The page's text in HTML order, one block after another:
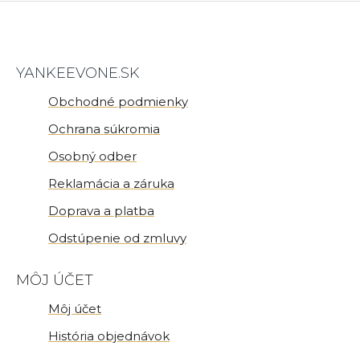
YANKEEVONE.SK
Obchodné podmienky
Ochrana súkromia
Osobný odber
Reklamácia a záruka
Doprava a platba
Odstúpenie od zmluvy
MÔJ ÚČET
Môj účet
História objednávok